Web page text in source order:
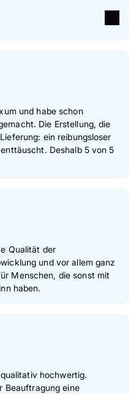
0 %
und habe schon
Die Erstellung, die
ein reibungsloser
Deshalb 5 von 5
Qualität der
allem ganz
Menschen, die sonst mit
haben.
hochwertig.
Beauftragung eine